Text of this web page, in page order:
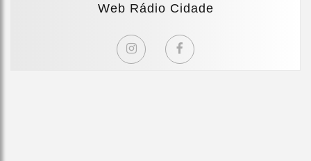
Web Rádio Cidade